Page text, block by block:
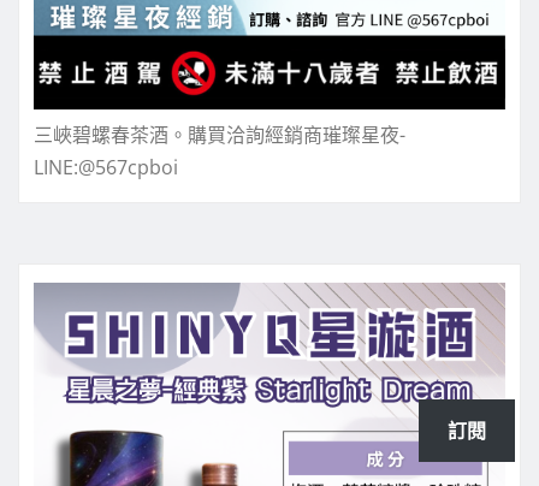
三峽碧螺春茶酒。購買洽詢經銷商璀璨星夜-
LINE:@567cpboi
訂閱